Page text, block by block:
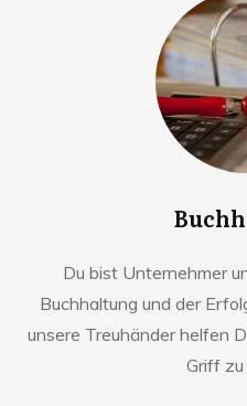
Du bist Unternehmer
Buchhaltung und der
unsere Treuhänder helfen
Griff zu